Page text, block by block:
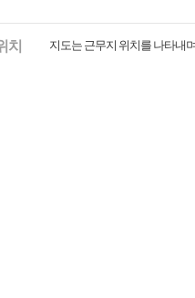
치 지도는 근무지 위치를 나타내